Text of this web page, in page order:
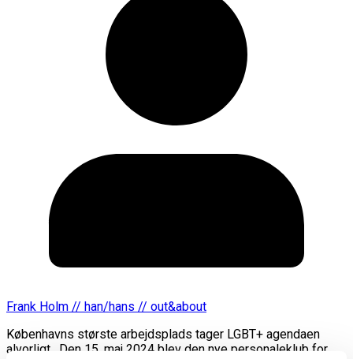
Frank Holm // han/hans // out&about
Københavns største arbejdsplads tager LGBT+ agendaen
alvorligt. Den 15. maj 2024 blev den nye personaleklub for